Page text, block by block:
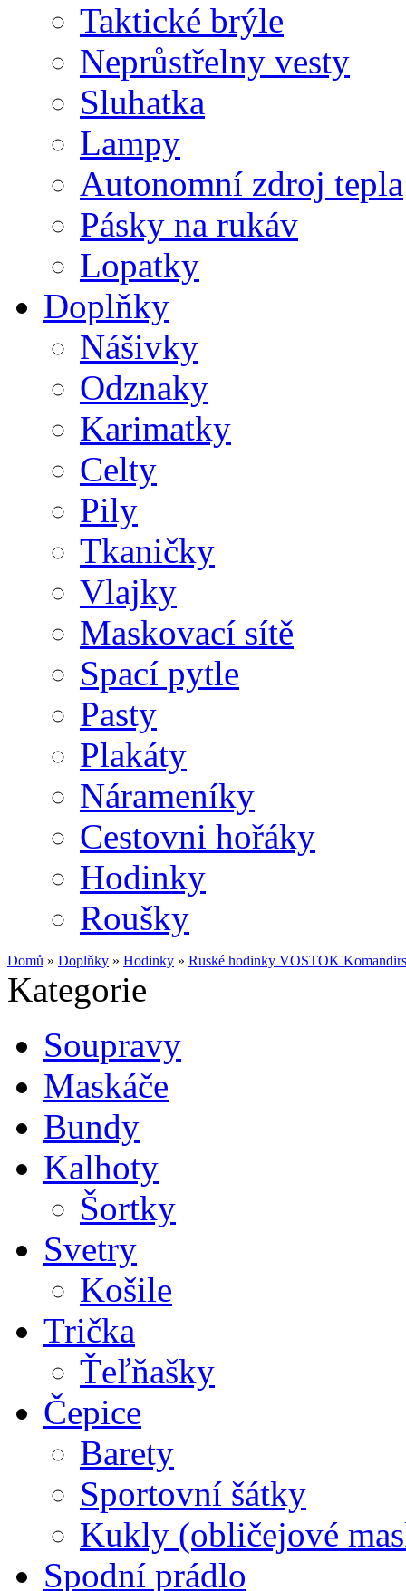
Taktické brýle
Neprůstřelny vesty
Sluhatka
Lampy
Autonomní zdroj tepla
Pásky na rukáv
Lopatky
Doplňky
Nášivky
Odznaky
Karimatky
Celty
Pily
Tkaničky
Vlajky
Maskovací sítě
Spací pytle
Pasty
Plakáty
Nárameníky
Cestovni hořáky
Hodinky
Roušky
Domů » Doplňky » Hodinky » Ruské hodinky VOSTOK
Kategorie
Soupravy
Maskáče
Bundy
Kalhoty
Šortky
Svetry
Košile
Trička
Ťeľňašky
Čepice
Barety
Sportovní šátky
Kukly (obličejové
Spodní prádlo